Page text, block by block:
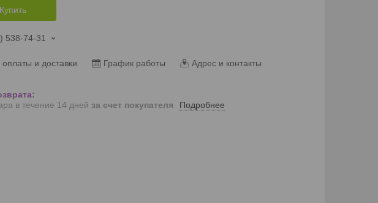
Купить
538-74-31
и доставки График работы Адрес и контакты
в течение 14 дней за счет покупателя Подробнее